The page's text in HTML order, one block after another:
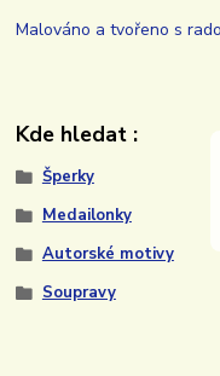
Malováno a tvořeno s
Kde hledat :
Šperky
Medailonky
Autorské motivy
Soupravy